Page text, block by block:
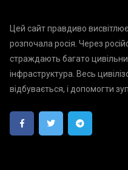
Цей сайт правдиво висвітлює
розпочала росія. Через
страждають багато
інфраструктура. Весь
відбувається, і допомогти